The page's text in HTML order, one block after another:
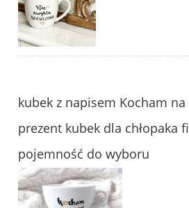
kubek z napisem Kocham na
prezent kubek dla chłopaka
pojemność do wyboru